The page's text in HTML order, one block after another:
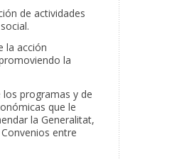
de actividades
la acción
la
los programas y de
que le
la Generalitat,
entre